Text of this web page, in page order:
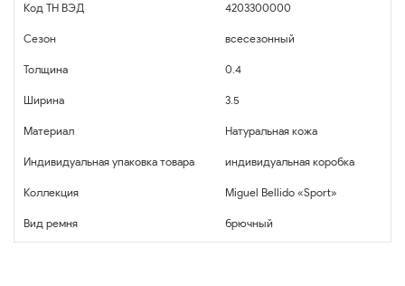
Код ТН ВЭД 4203300000
Сезон всесезонный
Толщина 0.4
Ширина 3.5
Материал Натуральная кожа
Индивидуальная упаковка товара индивидуальная коробка
Коллекция Miguel Bellido «Sport»
Вид ремня брючный